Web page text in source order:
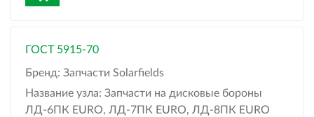
ГОСТ 5915-70
Бренд: Запчасти Solarfields
Название узла: Запчасти на дисковые бороны
ЛД-6ПК EURO, ЛД-7ПК EURO, ЛД-8ПК EURO